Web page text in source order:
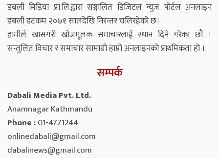
डबली मिडिया प्रा.लि.द्वारा सञ्चालित डिजिटल न्युज पोर्टल अनलाइन
डबली डटकम २०७१ सालदेखि निरन्तर चलिरहेको छ।
हामीले खासगरी खोजमूलक समाचारलाई स्थान दिने गरेका छौं ।
सन्तुलित विचार र समाचार सामाग्री हाम्रो अनलाइनको प्राथमिकता हो ।
सम्पर्क
Dabali Media Pvt. Ltd.
Anamnagar Kathmandu
Phone :01-4771244
onlinedabali@gmail.com
dabalinews@gmail.com